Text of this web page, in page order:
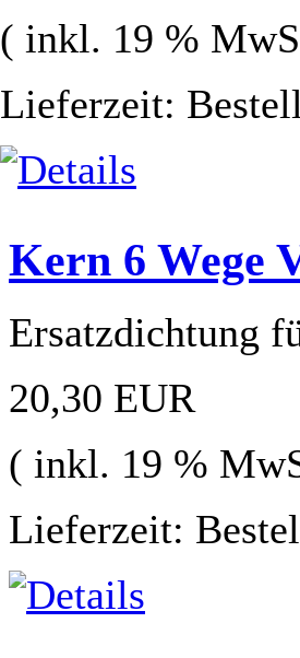
( inkl. 19 %
Lieferzeit:
Kern 6 Wege
Ersatzdichtung
20,30 EUR
( inkl. 19 %
Lieferzeit: